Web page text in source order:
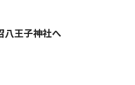
八王子神社へ